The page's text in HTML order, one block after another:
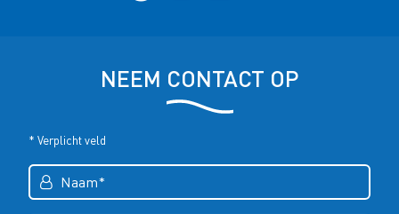
NEEM CONTACT OP
* Verplicht veld